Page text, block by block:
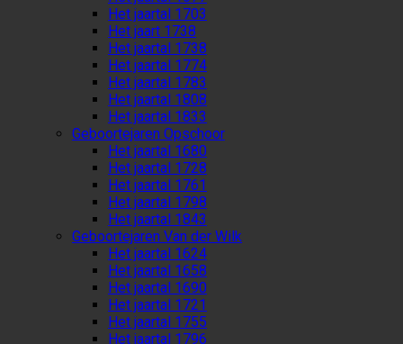
Het jaartal 1703
Het jaart 1738
Het jaartal 1738
Het jaartal 1774
Het jaartal 1783
Het jaartal 1808
Het jaartal 1833
Geboortejaren Opschoor
Het jaartal 1680
Het jaartal 1728
Het jaartal 1761
Het jaartal 1798
Het jaartal 1843
Geboortejaren Van der Wilk
Het jaartal 1624
Het jaartal 1658
Het jaartal 1690
Het jaartal 1721
Het jaartal 1755
Het jaartal 1796